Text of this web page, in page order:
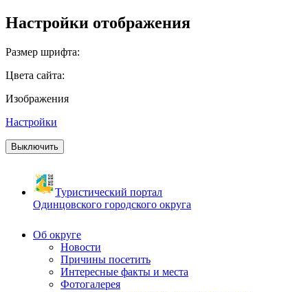
Настройки отображения
Размер шрифта:
Цвета сайта:
Изображения
Настройки
Выключить
Туристический портал
Одинцовского городского округа
Об округе
Новости
Причины посетить
Интересные факты и места
Фотогалерея